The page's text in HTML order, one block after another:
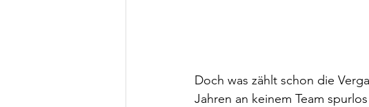
Doch was zählt schon die
Jahren an keinem Team